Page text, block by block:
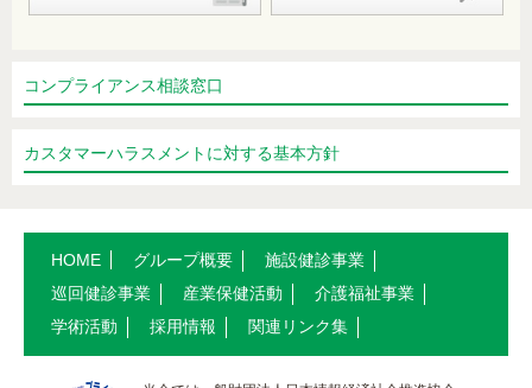
椅子に座る時など少量の尿漏れが…
「耳性帯状疱疹」後遺症に悩んでいま
声が枯れるのはお酒のせい？それと
も…
注意すべき肺炎 ―加湿器肺（過敏性
コンプライアンス相談窓口
カスタマーハラスメントに対する基本方針
HOME グループ概要
施設健診事業
巡回健診事業
産業保健活動
介護福祉事業
学術活動
採用情報 関連リンク集